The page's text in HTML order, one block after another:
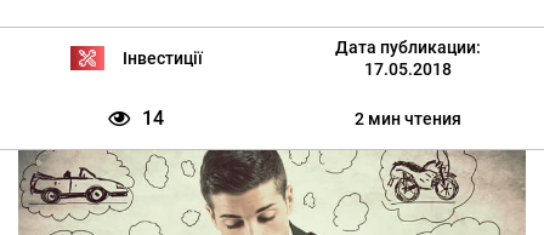
Інвестиції
Дата публикации:
17.05.2018
14 2 мин чтения